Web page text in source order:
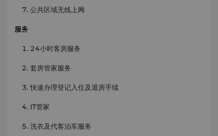
公共区域无线上网
服务
24小时客房服务
套房管家服务
快速办理登记入住及退房手续
IT管家
洗衣及代客泊车服务